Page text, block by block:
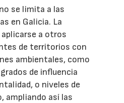
se limita a las
en Galicia. La
a otros
de territorios con
ambientales, como
de influencia
o niveles de
ampliando así las